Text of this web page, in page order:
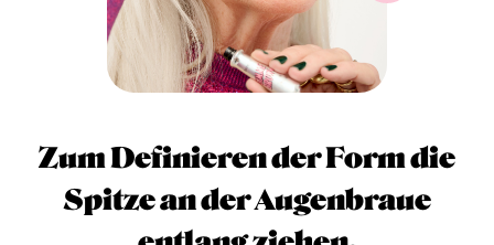
Zum Definieren der Form die
Spitze an der Augenbraue